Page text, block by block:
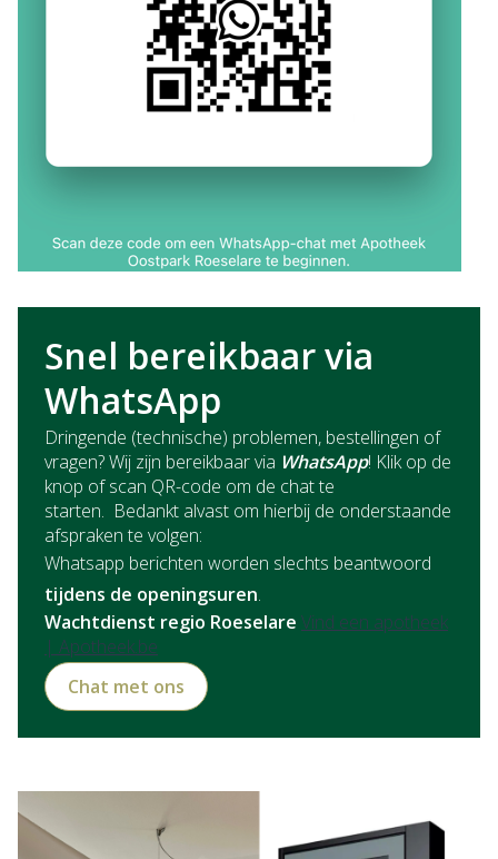
Snel bereikbaar via
WhatsApp
Dringende (technische) problemen, bestellingen of
vragen? Wij zijn bereikbaar via WhatsApp! Klik op de
knop of scan QR-code om de chat te
starten. Bedankt alvast om hierbij de onderstaande
afspraken te volgen:
Whatsapp berichten worden slechts beantwoord
tijdens de openingsuren.
Wachtdienst regio Roeselare Vind een apotheek
| Apotheek.be
Chat met ons